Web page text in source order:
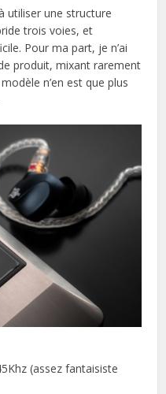
utiliser une structure
trois voies, et
Pour ma part, je n’ai
produit, mixant rarement
n’en est que plus
(assez fantaisiste